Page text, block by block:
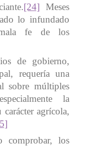
[24]
Meses
lo infundado
fe de los
de gobierno,
requería una
sobre múltiples
la
agrícola,
comprobar, los